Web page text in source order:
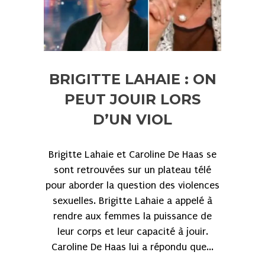
BRIGITTE LAHAIE : ON
PEUT JOUIR LORS
D’UN VIOL
Brigitte Lahaie et Caroline De Haas se
sont retrouvées sur un plateau télé
pour aborder la question des violences
sexuelles. Brigitte Lahaie a appelé à
rendre aux femmes la puissance de
leur corps et leur capacité à jouir.
Caroline De Haas lui a répondu que...